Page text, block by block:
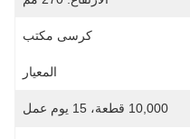
كرسى مكتب
المعيار
10,000 قطعة، 15 يوم عمل